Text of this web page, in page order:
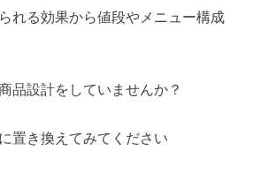
れる効果から値段やメニュー構成
品設計をしていませんか？
置き換えてみてください